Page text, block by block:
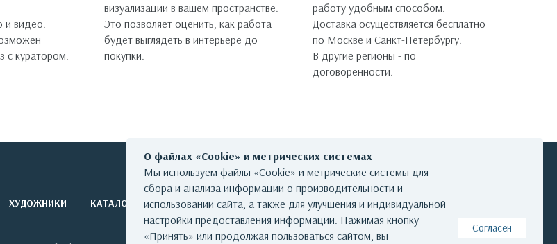
и видео.
с куратором.
визуализации в вашем пространстве.
Это позволяет оценить, как работа
будет выглядеть в интерьере до
покупки.
работу удобным способом.
Доставка осуществляется бесплатно
по Москве и Санкт-Петербургу.
В другие регионы - по
договоренности.
ХУДОЖНИКИ КАТАЛОГ РАБОТ СОБЫТИЯ КОНТАКТЫ
О файлах «Cookie» и метрических системах
Мы используем файлы «Cookie» и метрические системы для
сбора и анализа информации о производительности и
использовании сайта, а также для улучшения и индивидуальной
настройки предоставления информации. Нажимая кнопку
«Принять» или продолжая пользоваться сайтом, вы
Согласен